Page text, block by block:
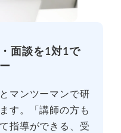
面談を1対1で
マンツーマンで研
す。「講師の方も
指導ができる、受